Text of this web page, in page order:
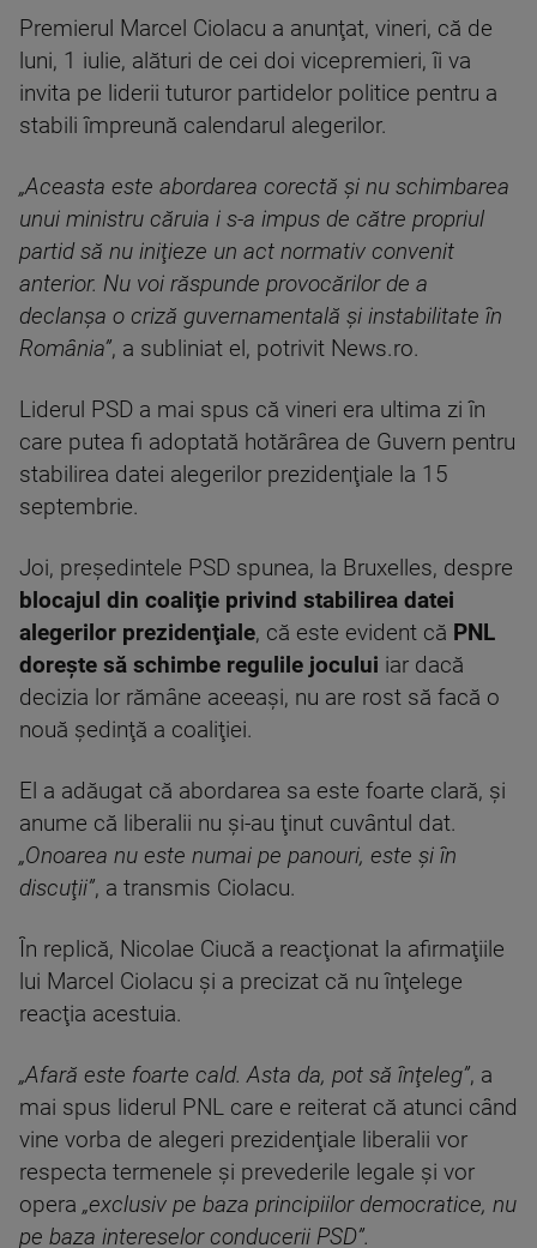
Premierul Marcel Ciolacu a anunţat, vineri, că de
luni, 1 iulie, alături de cei doi vicepremieri, îi va
invita pe liderii tuturor partidelor politice pentru a
stabili împreună calendarul alegerilor.
„Aceasta este abordarea corectă şi nu schimbarea
unui ministru căruia i s-a impus de către propriul
partid să nu iniţieze un act normativ convenit
anterior. Nu voi răspunde provocărilor de a
declanşa o criză guvernamentală şi instabilitate în
România”, a subliniat el, potrivit News.ro.
Liderul PSD a mai spus că vineri era ultima zi în
care putea fi adoptată hotărârea de Guvern pentru
stabilirea datei alegerilor prezidenţiale la 15
septembrie.
Joi, preşedintele PSD spunea, la Bruxelles, despre
blocajul din coaliţie privind stabilirea datei
alegerilor prezidenţiale, că este evident că PNL
doreşte să schimbe regulile jocului iar dacă
decizia lor rămâne aceeaşi, nu are rost să facă o
nouă şedinţă a coaliţiei.
El a adăugat că abordarea sa este foarte clară, şi
anume că liberalii nu şi-au ţinut cuvântul dat.
„Onoarea nu este numai pe panouri, este şi în
discuţii”, a transmis Ciolacu.
În replică, Nicolae Ciucă a reacţionat la afirmaţiile
lui Marcel Ciolacu şi a precizat că nu înţelege
reacţia acestuia.
„Afară este foarte cald. Asta da, pot să înţeleg”, a
mai spus liderul PNL care e reiterat că atunci când
vine vorba de alegeri prezidenţiale liberalii vor
respecta termenele şi prevederile legale şi vor
opera „exclusiv pe baza principiilor democratice, nu
pe baza intereselor conducerii PSD”.